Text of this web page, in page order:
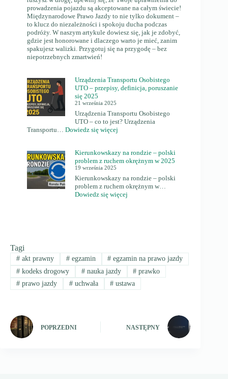
szkolenia.
prowadzenia pojazdu są akceptowane na całym świecie!
Międzynarodowe Prawo Jazdy to nie tylko dokument –
to klucz do niezależności i spokoju ducha podczas
podróży. W naszym artykule dowiesz się, jak je zdobyć,
gdzie jest honorowane i dlaczego warto je mieć, zanim
spakujesz walizki. Przygotuj się na przygodę – bez
niepotrzebnych zmartwień!
Urządzenia Transportu Osobistego
UTO – przepisy, definicja, poruszanie
się 2025
21 września 2025
Urządzenia Transportu Osobistego
UTO – co to jest? Urządzenia
Transportu… Dowiedz się więcej:
Osobistego
UTO
przepisy,
definicja,
poruszanie
Kierunkowskazy na rondzie – polski
problem z ruchem okrężnym w 2025
19 września 2025
Kierunkowskazy na rondzie – polski
problem z ruchem okrężnym w…
Dowiedz się więcej
ruchem
okrężnym
2025
Tagi
#akt prawny #egzamin # egzamin na prawo jazdy
#kodeks drogowy #nauka jazdy # prawko
#prawo jazdy #uchwała # ustawa
POPRZEDNI NASTĘPNY